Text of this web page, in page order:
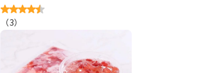
（3）